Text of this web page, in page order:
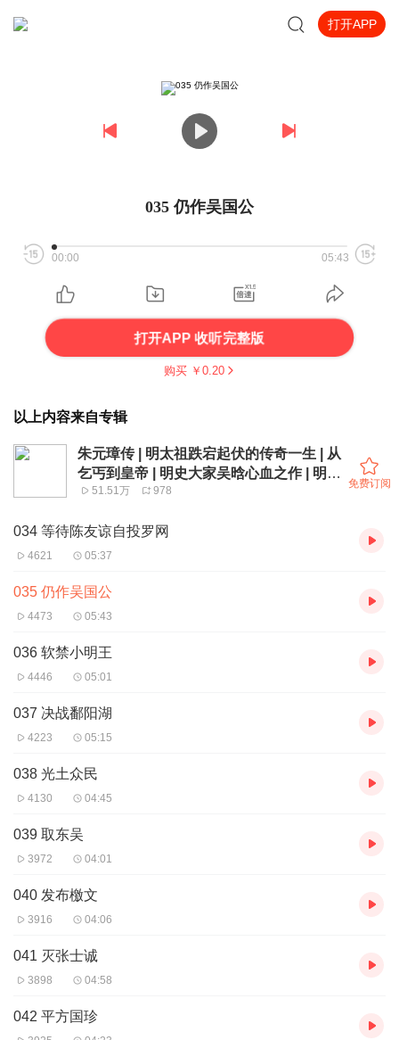
打开APP
035 仍作吴国公
00:00 05:43
打开APP 收听完整版
购买 ￥ 0.20
以上内容来自专辑
朱元璋传 | 明太祖跌宕起伏的传奇一生 | 从
乞丐到皇帝 | 明史大家吴晗心血之作 | 明朝
那些事儿
51.51万 978
免费订阅
034 等待陈友谅自投罗网
4621 05:37
035 仍作吴国公
4473 05:43
036 软禁小明王
4446 05:01
037 决战鄱阳湖
4223 05:15
038 光土众民
4130 04:45
039 取东吴
3972 04:01
040 发布檄文
3916 04:06
041 灭张士诚
3898 04:58
042 平方国珍